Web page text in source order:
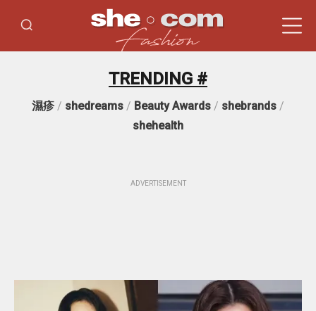
TRENDING #
濕疹 / shedreams / Beauty Awards / shebrands /
shehealth
ADVERTISEMENT